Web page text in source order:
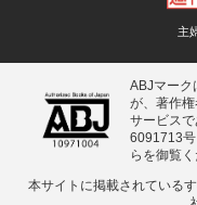
主
ABJマーク
が、著作
サービス
6091713
らを御覧く
本サイトに掲載されている